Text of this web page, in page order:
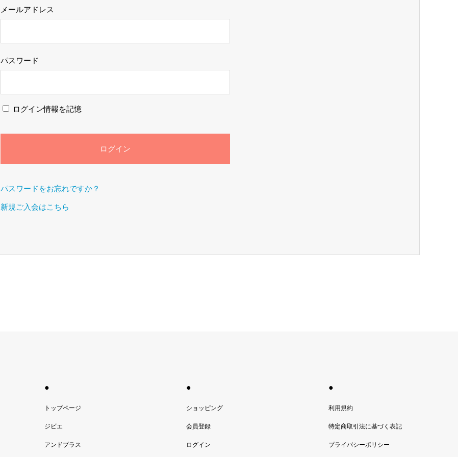
メールアドレス
パスワード
ログイン情報を記憶
パスワードをお忘れですか？
新規ご入会はこちら
●
トップページ
ジビエ
アンドプラス
●
ショッピング
会員登録
ログイン
●
利用規約
特定商取引法に基づく表記
プライバシーポリシー